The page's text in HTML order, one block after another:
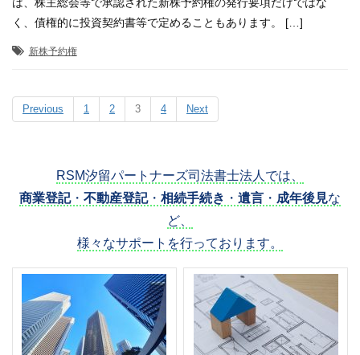
く、債権的に投資契約書等で定めることもあります。 […]
新株予約権
Previous 1 2 3 4 Next
RSM汐留パートナーズ司法書士法人では、
商業登記・ 不動産登記・ 相続手続き ・ 遺言 ・ 成年後見な
ど、
様々なサポートを行っております。